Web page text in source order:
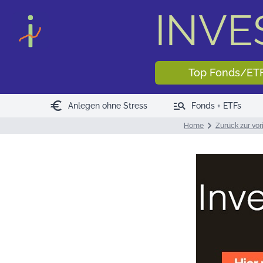
Top Fonds/
euro Anlegen ohne Stress manage_search Fonds + ETFs
Home Zurück zur